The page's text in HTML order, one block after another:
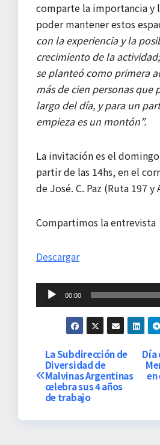
comparte la importancia y
poder mantener estos
con la experiencia y la
crecimiento de la
se planteó como primera
más de cien personas que
largo del día, y para un
empieza es un montón”.
La invitación es el
partir de las 14hs, en el
de José. C. Paz (Ruta 197 y
Compartimos la entrevista
Descargar
Reproductor
de
00:00
N
a
v
Día
en
La Subdirección de
Diversidad de
Malvinas Argentinas
celebra sus 4 años
de trabajo